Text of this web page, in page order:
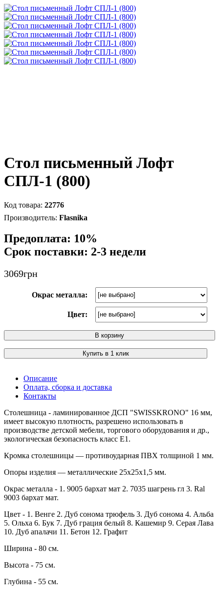
Стол письменный Лофт
СПЛ-1 (800)
22776
Flasnika
Предоплата: 10%
Срок поставки: 2-3 недели
3069грн
Окрас металла:
Цвет:
В корзину
Купить в 1 клик
Описание
Оплата, сборка и доставка
Контакты
Столешница - ламинированное ДСП "SWISSKRONO" 16 мм,
имеет высокую плотность, разрешено использовать в
производстве детской мебели, торгового оборудования и др.,
экологическая безопасность класс Е1.
Кромка столешницы — противоударная ПВХ толщиной 1 мм.
Опоры изделия — металлические 25х25х1,5 мм.
Окрас металла - 1. 9005 бархат мат 2. 7035 шагрень гл 3. Ral
9003 бархат мат.
Цвет - 1. Венге 2. Дуб сонома трюфель 3. Дуб сонома 4. Альба
5. Ольха 6. Бук 7. Дуб грация белый 8. Кашемир 9. Серая Лава
10. Дуб апалачи 11. Бетон 12. Графит
Ширина - 80 см.
Высота - 75 см.
Глубина - 55 см.